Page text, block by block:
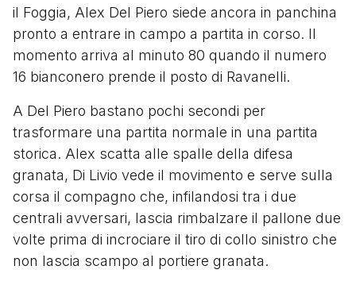
il Foggia, Alex Del Piero siede ancora in panchina
pronto a entrare in campo a partita in corso. Il
momento arriva al minuto 80 quando il numero
16 bianconero prende il posto di Ravanelli.
A Del Piero bastano pochi secondi per
trasformare una partita normale in una partita
storica. Alex scatta alle spalle della difesa
granata, Di Livio vede il movimento e serve sulla
corsa il compagno che, infilandosi tra i due
centrali avversari, lascia rimbalzare il pallone due
volte prima di incrociare il tiro di collo sinistro che
non lascia scampo al portiere granata.